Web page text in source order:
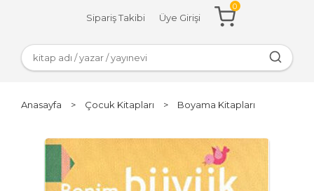
Sipariş Takibi Üye Girişi
0
Anasayfa > Çocuk Kitapları > Boyama Kitapları